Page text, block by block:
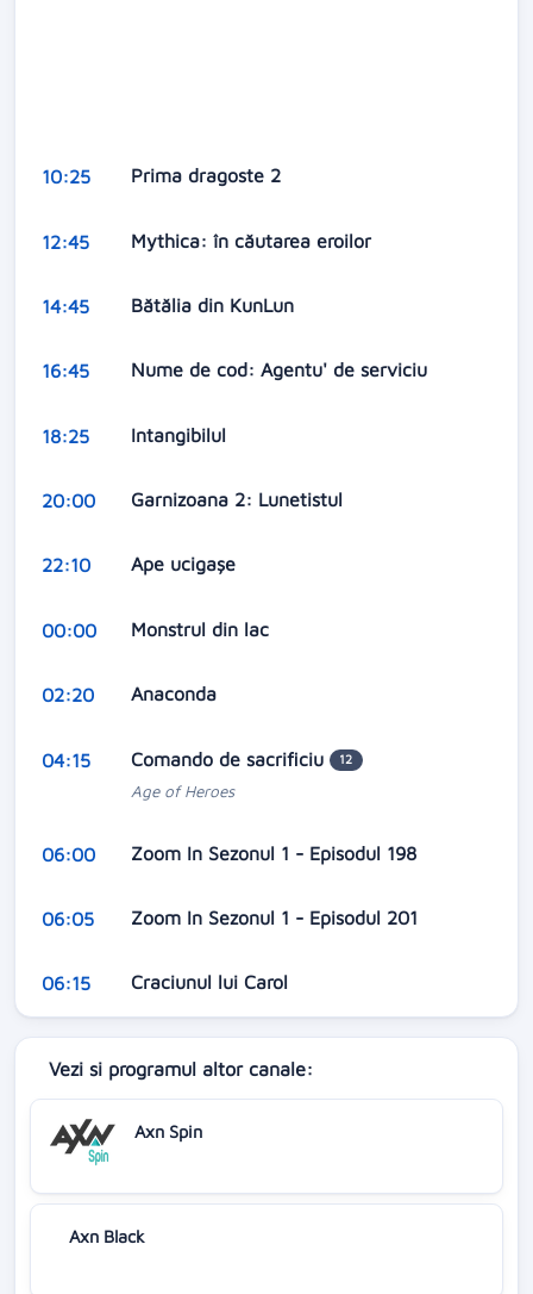
10:25 Prima dragoste 2
12:45 Mythica: în căutarea eroilor
14:45 Bătălia din KunLun
16:45 Nume de cod: Agentu' de serviciu
18:25 Intangibilul
20:00 Garnizoana 2: Lunetistul
22:10 Ape ucigașe
00:00 Monstrul din lac
02:20 Anaconda
04:15 Comando de sacrificiu 12
Age of Heroes
06:00 Zoom In Sezonul 1 - Episodul 198
06:05 Zoom In Sezonul 1 - Episodul 201
06:15 Craciunul lui Carol
Vezi si programul altor canale:
Axn Spin
Axn Black